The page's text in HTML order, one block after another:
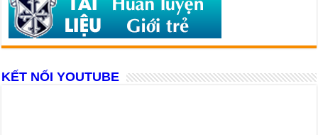
KẾT NỐI YOUTUBE